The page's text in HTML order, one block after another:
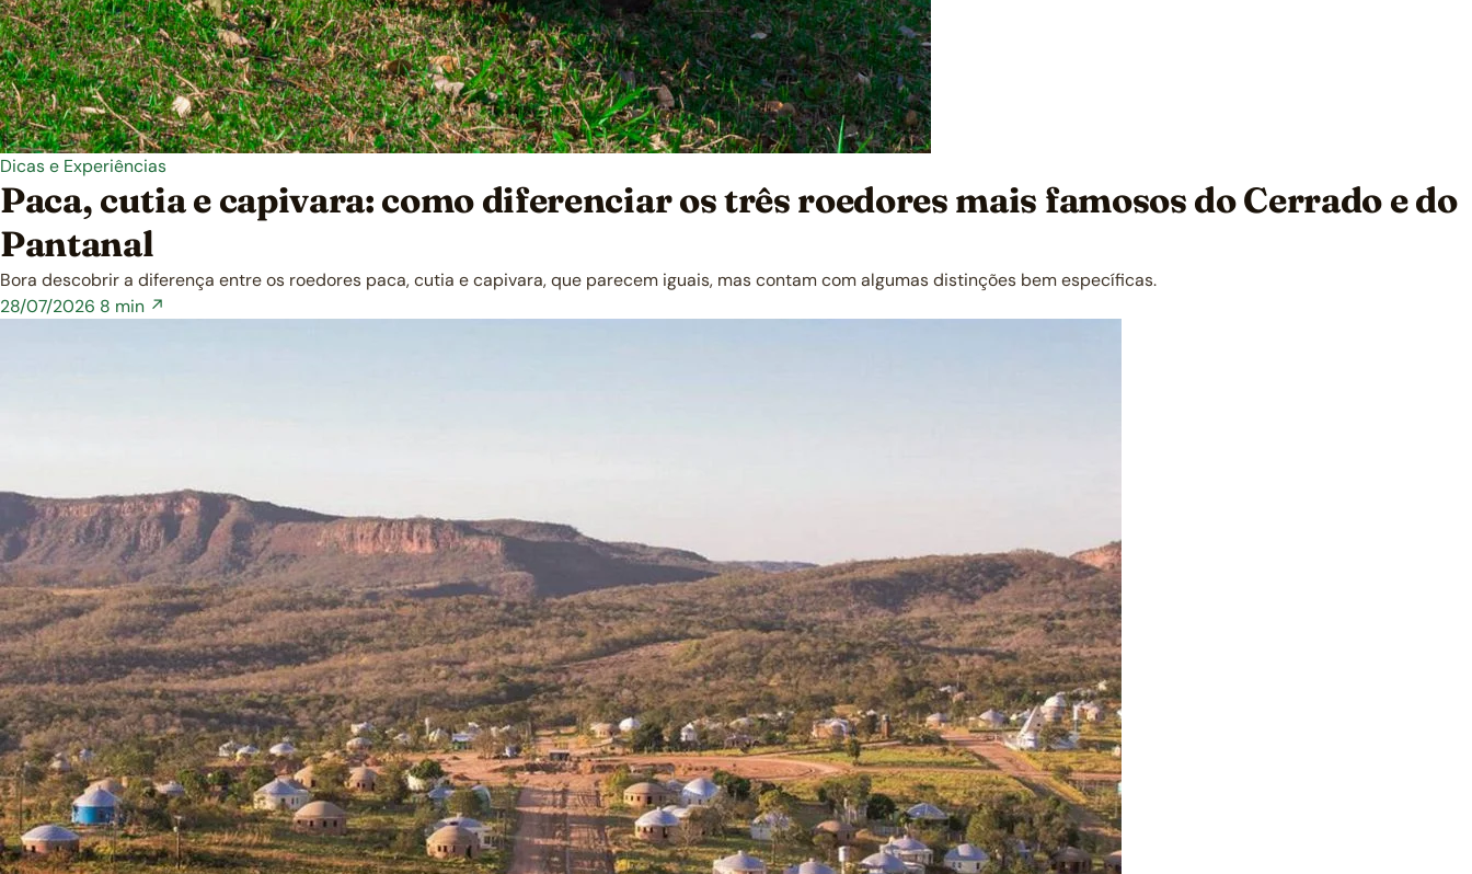
Dicas e Experiências
Paca, cutia e capivara: como diferenciar os três roedores mais famosos do Cerrado e do
Pantanal
Bora descobrir a diferença entre os roedores paca, cutia e capivara, que parecem iguais, mas contam com algumas distinções bem específicas.
28/07/2026 8 min ↗